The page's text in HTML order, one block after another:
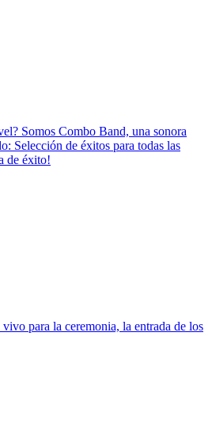
Somos Combo Band, una sonora
Selección de éxitos para todas las
de éxito!
para la ceremonia, la entrada de los